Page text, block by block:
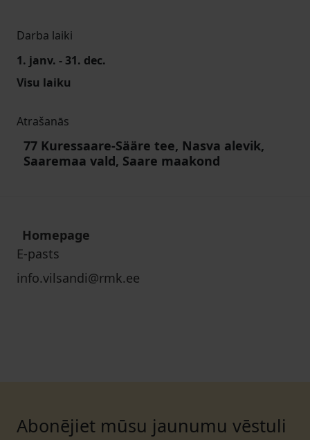
Darba laiki
1. janv. - 31. dec.
Visu laiku
Atrašanās
77 Kuressaare-Sääre tee, Nasva alevik,
Saaremaa vald, Saare maakond
Homepage
E-pasts
info.vilsandi@rmk.ee
Abonējiet mūsu jaunumu vēstuli